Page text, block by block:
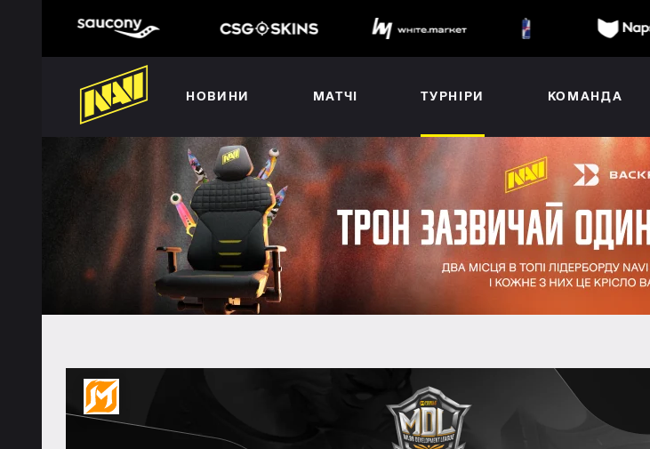
НОВИНИ МАТЧІ ТУРНІРИ КОМАНДА